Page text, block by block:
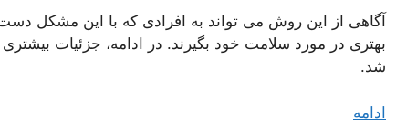
آگاهی از این روش می تواند به افرادی که با این مشکل
بهتری در مورد سلامت خود بگیرند. در ادامه، جزئیات بیشتری
شد.
ادامه